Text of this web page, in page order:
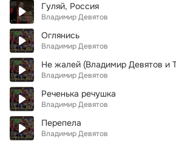
Гуляй, Россия
Владимир Девятов
Оглянись
Владимир Девятов
Владимир Девятов
Реченька речушка
Владимир Девятов
Перепела
Владимир Девятов